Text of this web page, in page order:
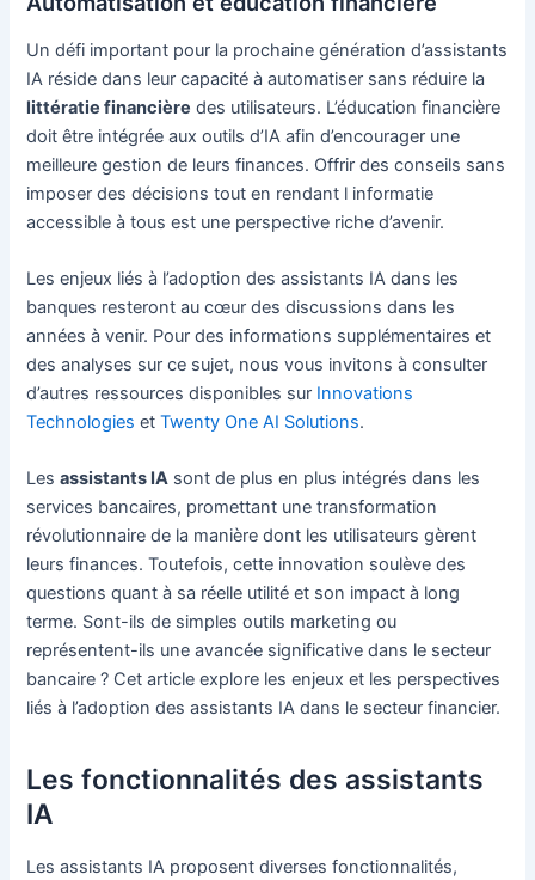
Un défi important pour la prochaine génération d’assistants
IA réside dans leur capacité à automatiser sans réduire la
littératie financière des utilisateurs. L’éducation financière
doit être intégrée aux outils d’IA afin d’encourager une
meilleure gestion de leurs finances. Offrir des conseils sans
imposer des décisions tout en rendant l informatie
accessible à tous est une perspective riche d’avenir.
Les enjeux liés à l’adoption des assistants IA dans les
banques resteront au cœur des discussions dans les
années à venir. Pour des informations supplémentaires et
des analyses sur ce sujet, nous vous invitons à consulter
d’autres ressources disponibles sur Innovations
Technologies etTwenty One AI Solutions.
Lesassistants IA sont de plus en plus intégrés dans les
services bancaires, promettant une transformation
révolutionnaire de la manière dont les utilisateurs gèrent
leurs finances. Toutefois, cette innovation soulève des
questions quant à sa réelle utilité et son impact à long
terme. Sont-ils de simples outils marketing ou
représentent-ils une avancée significative dans le secteur
bancaire ? Cet article explore les enjeux et les perspectives
liés à l’adoption des assistants IA dans le secteur financier.
Les fonctionnalités des assistants
IA
Les assistants IA proposent diverses fonctionnalités,